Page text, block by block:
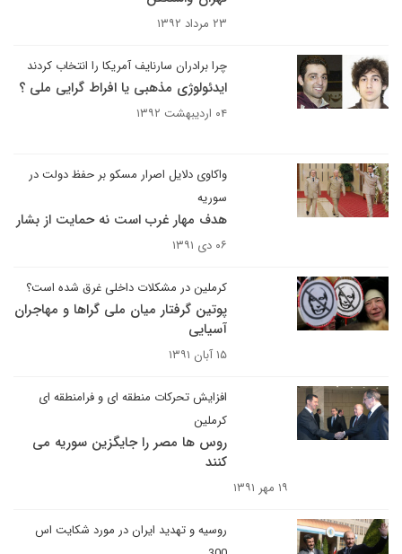
۲۳ مرداد ۱۳۹۲
چرا برادران سارنایف آمریکا را انتخاب کردند
ایدئولوژی مذهبی یا افراط گرایی ملی ؟
۰۴ اردیبهشت ۱۳۹۲
واکاوی دلایل اصرار مسکو بر حفظ دولت در
سوریه
هدف مهار غرب است نه حمایت از بشار
۰۶ دی ۱۳۹۱
کرملین در مشکلات داخلی غرق شده است؟
پوتین گرفتار میان ملی گراها و مهاجران
آسیایی
۱۵ آبان ۱۳۹۱
افزایش تحرکات منطقه ای و فرامنطقه ای
کرملین
روس ها مصر را جایگزین سوریه می
کنند
۱۹ مهر ۱۳۹۱
روسیه و تهدید ایران در مورد شکایت اس